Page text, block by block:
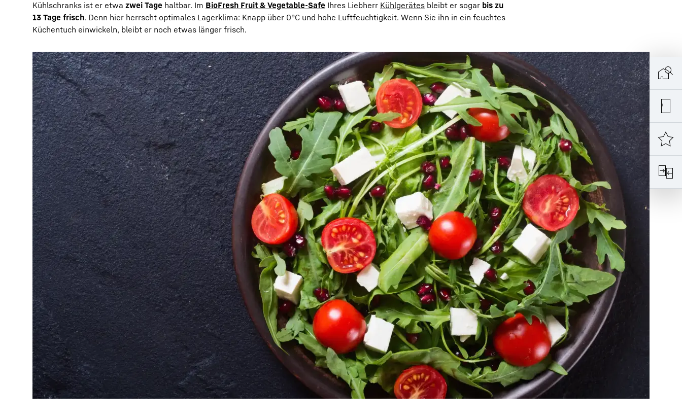
Kühlschranks ist er etwa zwei Tage haltbar. Im BioFresh Fruit & Vegetable-Safe Ihres Liebherr Kühlgerätes bleibt er sogar bis zu
13 Tage frisch. Denn hier herrscht optimales Lagerklima: Knapp über 0°C und hohe Luftfeuchtigkeit. Wenn Sie ihn in ein feuchtes
Küchentuch einwickeln, bleibt er noch etwas länger frisch.